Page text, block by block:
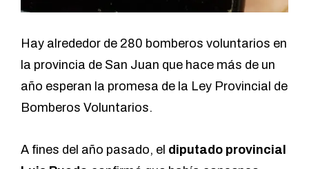
Hay alrededor de 280 bomberos voluntarios en
la provincia de San Juan que hace más de un
año esperan la promesa de la Ley Provincial de
Bomberos Voluntarios.
A fines del año pasado, el diputado provincial